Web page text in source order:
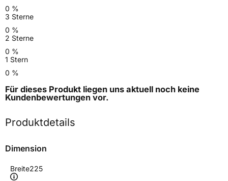
0 %
3 Sterne
0 %
2 Sterne
0 %
1 Stern
0 %
Für dieses Produkt liegen uns aktuell noch keine
Kundenbewertungen vor.
Produktdetails
Dimension
Breite225